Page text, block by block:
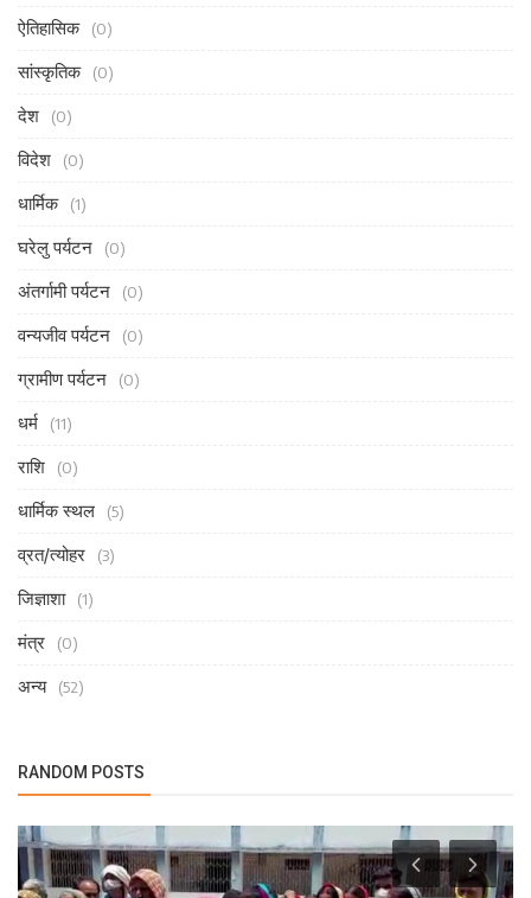
ऐतिहासिक (0)
सांस्कृतिक (0)
देश (0)
विदेश (0)
धार्मिक (1)
घरेलु पर्यटन (0)
अंतर्गामी पर्यटन (0)
वन्यजीव पर्यटन (0)
ग्रामीण पर्यटन (0)
धर्म (11)
राशि (0)
धार्मिक स्थल (5)
व्रत/त्योहर (3)
जिज्ञाशा (1)
मंत्र (0)
अन्य (52)
RANDOM POSTS